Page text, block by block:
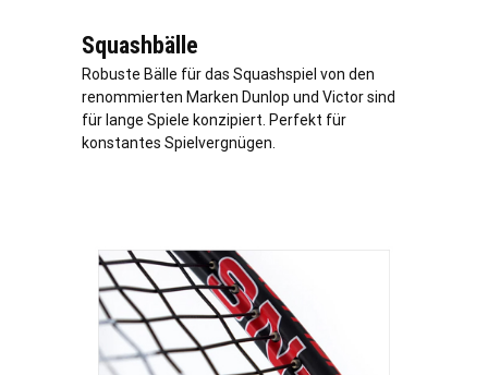
Squashbälle
Robuste Bälle für das Squashspiel von den
renommierten Marken Dunlop und Victor sind
für lange Spiele konzipiert. Perfekt für
konstantes Spielvergnügen.